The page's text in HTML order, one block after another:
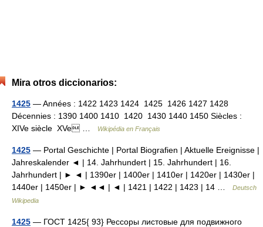
Mira otros diccionarios:
1425 — Années : 1422 1423 1424 1425 1426 1427 1428
Décennies : 1390 1400 1410 1420 1430 1440 1450 Siècles :
XIVe siècle XVe …
Wikipédia en Français
1425 — Portal Geschichte | Portal Biografien | Aktuelle Ereignisse |
Jahreskalender ◄ | 14. Jahrhundert | 15. Jahrhundert | 16.
Jahrhundert | ► ◄ | 1390er | 1400er | 1410er | 1420er | 1430er |
1440er | 1450er | ► ◄◄ | ◄ | 1421 | 1422 | 1423 | 14 …
Deutsch
Wikipedia
1425 — ГОСТ 1425{ 93} Рессоры листовые для подвижного